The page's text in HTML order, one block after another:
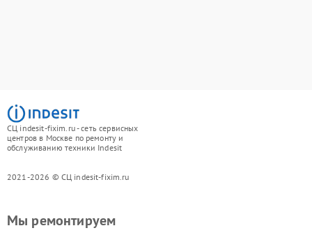
СЦ indesit-fixim.ru - сеть сервисных
центров в Москве по ремонту и
обслуживанию техники Indesit
2021-2026 © СЦ indesit-fixim.ru
Мы ремонтируем